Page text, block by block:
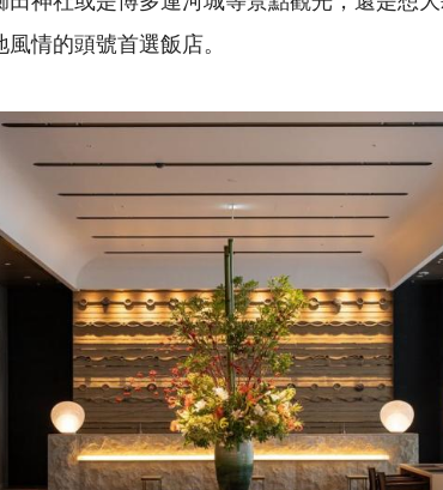
情的頭號首選飯店。